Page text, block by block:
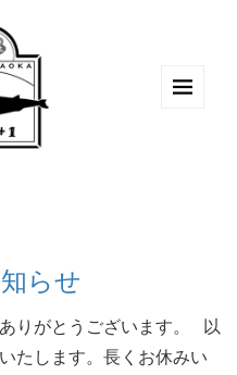
らせ
りがとうございます。 以
たします。長くお休みい